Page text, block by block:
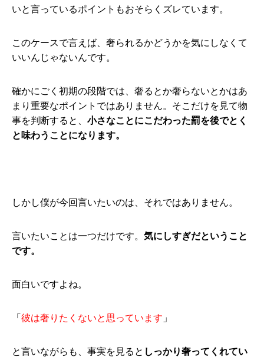
いと言っているポイントもおそらくズレています。
このケースで言えば、奢られるかどうかを気にしなくて
いいんじゃないんです。
確かにごく初期の段階では、奢るとか奢らないとかはあ
まり重要なポイントではありません。そこだけを見て物
事を判断すると、 小さなことにこだわった罰を後でとく
と味わうことになります。
しかし僕が今回言いたいのは、それではありません。
言いたいことは一つだけです。 気にしすぎだということ
です。
面白いですよね。
「 彼は奢りたくないと思っています 」
と言いながらも、事実を見ると しっかり奢ってくれてい